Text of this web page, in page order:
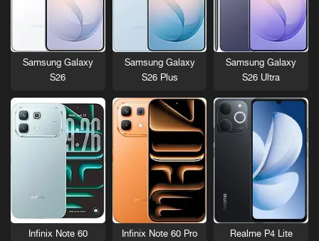
Samsung Galaxy
S26 Ultra
Samsung Galaxy
S26 Plus
Samsung Galaxy
S26
Realme P4 Lite
Infinix Note 60 Pro
Infinix Note 60